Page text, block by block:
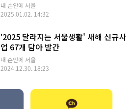
내 손안에 서울
2025.01.02. 14:32
'2025 달라지는 서울생활' 새해 신규사
업 67개 담아 발간
내 손안에 서울
2024.12.30. 18:23